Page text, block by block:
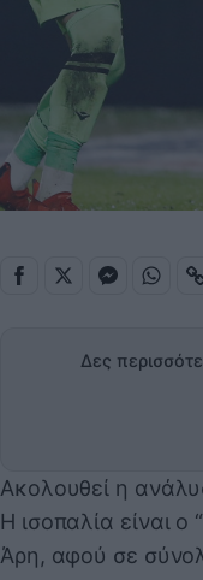
Δες
Ακολουθεί η
Η ισοπαλία είναι ο
Άρη, αφού σε